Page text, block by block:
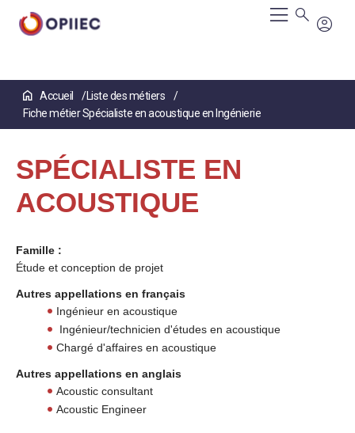
contenu
principal
Accueil
Liste des métiers
Fiche métier Spécialiste en acoustique en Ingénierie
SPÉCIALISTE EN
ACOUSTIQUE
Famille :
Étude et conception de projet
Autres appellations en français
Ingénieur en acoustique
Ingénieur/technicien d'études en acoustique
Chargé d'affaires en acoustique
Autres appellations en anglais
Acoustic consultant
Acoustic Engineer